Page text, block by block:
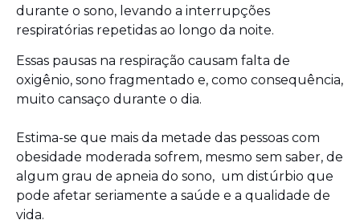
durante o sono, levando a interrupções
respiratórias repetidas ao longo da noite.
Essas pausas na respiração causam falta de
oxigênio, sono fragmentado e, como consequência,
muito cansaço durante o dia.
Estima-se que mais da metade das pessoas com
obesidade moderada sofrem, mesmo sem saber, de
algum grau de apneia do sono, um distúrbio que
pode afetar seriamente a saúde e a qualidade de
vida.